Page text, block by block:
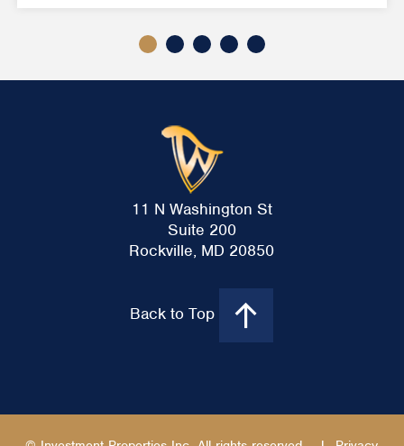
11 N Washington St
Suite 200
Rockville, MD 20850
Back to Top